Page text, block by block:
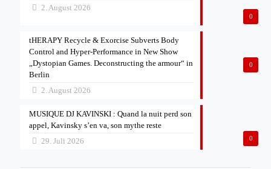
0
2. August 2026
0
tHERAPY Recycle & Exorcise Subverts Body
Control and Hyper-Performance in New Show
„Dystopian Games. Deconstructing the armour“ in
Berlin
2. August 2026
0
MUSIQUE DJ KAVINSKI : Quand la nuit perd son
appel, Kavinsky s’en va, son mythe reste
29. Juli 2026